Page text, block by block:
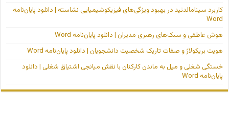
کاربرد سینامالدئید در بهبود ویژگی‌های فیزیکوشیمیایی نشاسته | دانلود پایان‌نامه
Word
هوش عاطفی و سبک‌های رهبری مدیران | دانلود پایان‌نامه Word
هویت بریکولاژ و صفات تاریک شخصیت دانشجویان | دانلود پایان‌نامه Word
خستگی شغلی و میل به ماندن کارکنان با نقش میانجی اشتیاق شغلی | دانلود
پایان‌نامه Word